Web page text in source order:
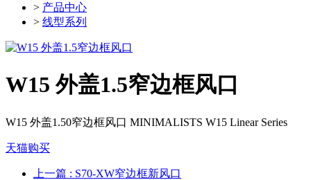
> 产品中心
> 线型系列
W15 外盖1.5窄边框风口
W15 外盖1.50窄边框风口 MINIMALISTS W15 Linear Series
天猫购买
上一篇 : S70-XW窄边框新风口